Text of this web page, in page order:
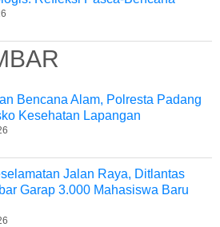
Bencana Alam, Polresta Padang
Kesehatan Lapangan
Jalan Raya, Ditlantas
Garap 3.000 Mahasiswa Baru